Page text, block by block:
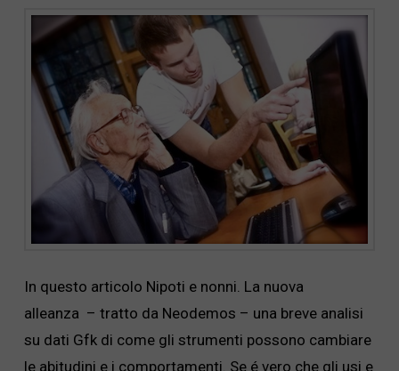
In questo articolo Nipoti e nonni. La nuova
alleanza – tratto da Neodemos – una breve analisi
su dati Gfk di come gli strumenti possono cambiare
le abitudini e i comportamenti. Se é vero che gli usi e